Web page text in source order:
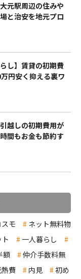
元駅周辺の住みや
と治安を地元プロ
し】賃貸の初期費
円安く抑える裏ワ
越しの初期費用が
間もお金も節約す
モ
ネット無料物
一人暮らし
額
仲介手数料無
熱費 内見
初め